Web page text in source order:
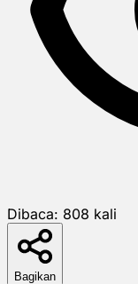
Dibaca: 808 kali
Bagikan